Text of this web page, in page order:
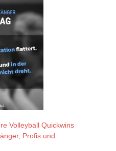
Volleyball Quickwins
Profis und